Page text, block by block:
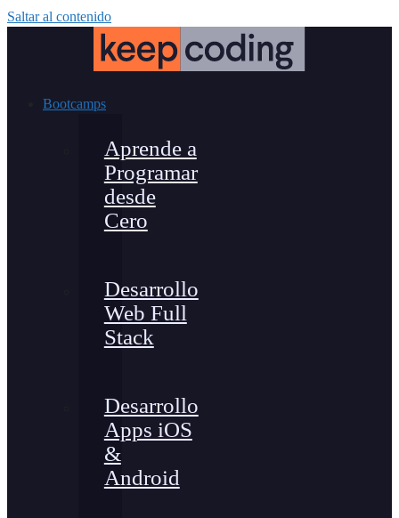
Saltar al contenido
Bootcamps
Aprende a
Programar
desde
Cero
Desarrollo
Web Full
Stack
Desarrollo
Apps iOS
&
Android